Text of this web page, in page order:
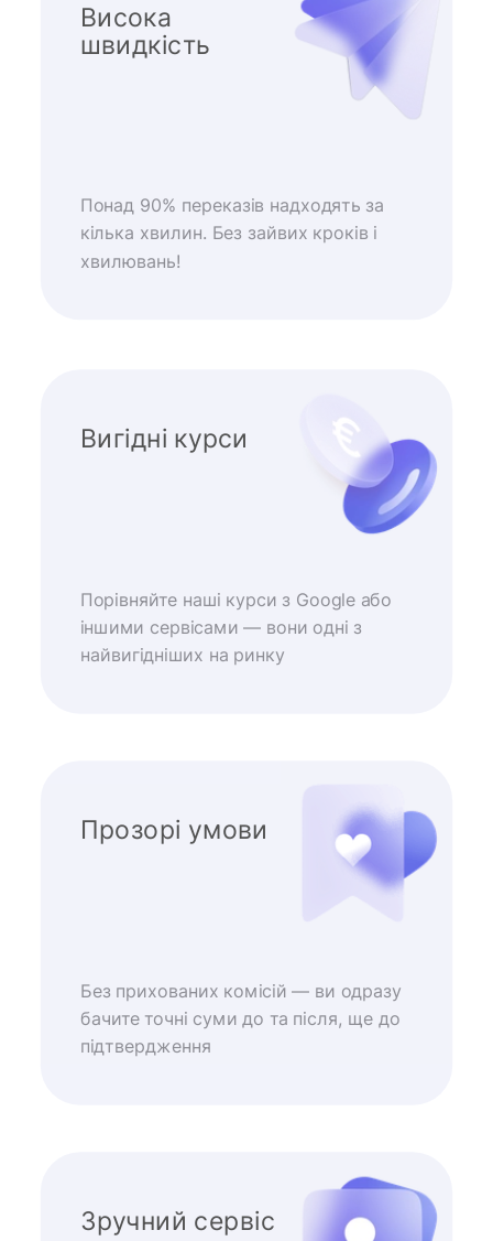
Висока
швидкість
Понад 90% переказів надходять за
кілька хвилин. Без зайвих кроків і
хвилювань!
Вигідні курси
Порівняйте наші курси з Google або
іншими сервісами — вони одні з
найвигідніших на ринку
Прозорі умови
Без прихованих комісій — ви одразу
бачите точні суми до та після, ще до
підтвердження
Зручний сервіс